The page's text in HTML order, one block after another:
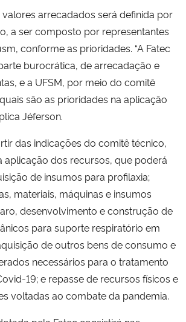
arrecadados será definida por
a ser composto por representantes
conforme as prioridades. “A Fatec
burocrática, de arrecadação e
e a UFSM, por meio do comitê
são as prioridades na aplicação
Jéferson.
das indicações do comitê técnico,
aplicação dos recursos, que poderá
de insumos para profilaxia;
materiais, máquinas e insumos
desenvolvimento e construção de
para suporte respiratório em
de outros bens de consumo e
necessários para o tratamento
19; e repasse de recursos físicos e
voltadas ao combate da pandemia.